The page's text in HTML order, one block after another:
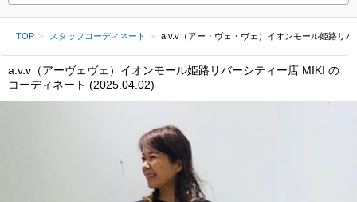
TOP スタッフコーディネート a.v.v（アー・ヴェ・ヴェ）イオンモール姫路リ
a.v.v（アーヴェヴェ）イオンモール姫路リバーシティー店 MIKI の
コーディネート (2025.04.02)